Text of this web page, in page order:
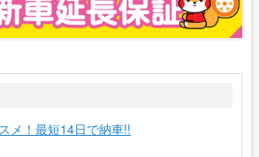
メ！最短14日で納車!!